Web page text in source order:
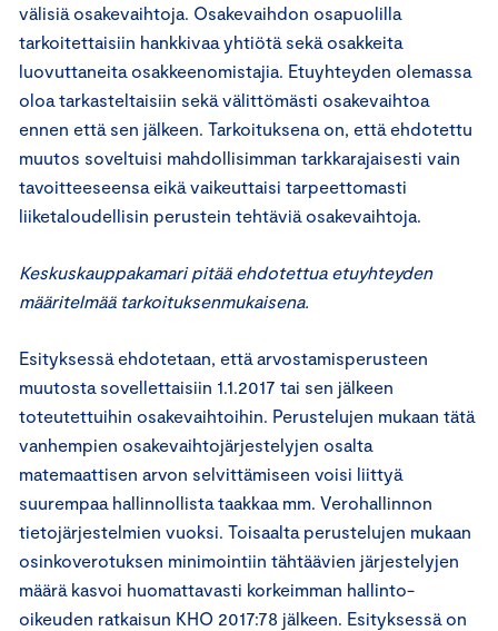
välisiä osakevaihtoja. Osakevaihdon osapuolilla
tarkoitettaisiin hankkivaa yhtiötä sekä osakkeita
luovuttaneita osakkeenomistajia. Etuyhteyden olemassa
oloa tarkasteltaisiin sekä välittömästi osakevaihtoa
ennen että sen jälkeen. Tarkoituksena on, että ehdotettu
muutos soveltuisi mahdollisimman tarkkarajaisesti vain
tavoitteeseensa eikä vaikeuttaisi tarpeettomasti
liiketaloudellisin perustein tehtäviä osakevaihtoja.
Keskuskauppakamari pitää ehdotettua etuyhteyden
määritelmää tarkoituksenmukaisena.
Esityksessä ehdotetaan, että arvostamisperusteen
muutosta sovellettaisiin 1.1.2017 tai sen jälkeen
toteutettuihin osakevaihtoihin. Perustelujen mukaan tätä
vanhempien osakevaihtojärjestelyjen osalta
matemaattisen arvon selvittämiseen voisi liittyä
suurempaa hallinnollista taakkaa mm. Verohallinnon
tietojärjestelmien vuoksi. Toisaalta perustelujen mukaan
osinkoverotuksen minimointiin tähtäävien järjestelyjen
määrä kasvoi huomattavasti korkeimman hallinto-
oikeuden ratkaisun KHO 2017:78 jälkeen. Esityksessä on